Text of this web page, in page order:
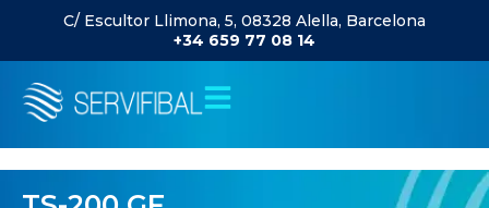
C/ Escultor Llimona, 5, 08328 Alella, Barcelona
+34 659 77 08 14